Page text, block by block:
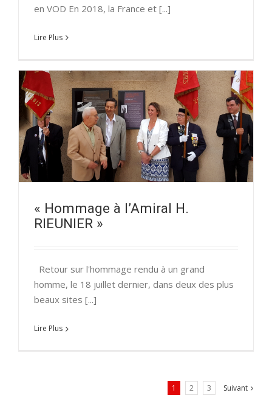
en VOD En 2018, la France et [...]
Lire Plus
« Hommage à l’Amiral H.
RIEUNIER »
Retour sur l'hommage rendu à un grand
homme, le 18 juillet dernier, dans deux des plus
beaux sites [...]
Lire Plus
1 2 3 Suivant